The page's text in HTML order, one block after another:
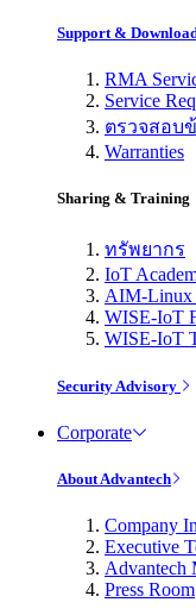
Support &
RMA
Service
ตรวจสอ
Warranties
Sharing & Training
ทรัพยากร
IoT
AIM-Linux
WISE-IoT
WISE-IoT
Security Advisory
Corporate
About Advantech
Company
Executive
Advantech
Press Room